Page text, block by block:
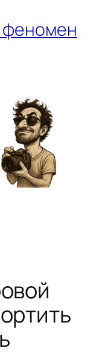
феномен